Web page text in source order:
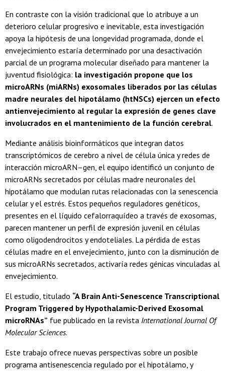
En contraste con la visión tradicional que lo atribuye a un
deterioro celular progresivo e inevitable, esta investigación
apoya la hipótesis de una longevidad programada, donde el
envejecimiento estaría determinado por una desactivación
parcial de un programa molecular diseñado para mantener la
juventud fisiológica: la investigación propone que los
microARNs (miARNs) exosomales liberados por las células
madre neurales del hipotálamo (htNSCs) ejercen un efecto
antienvejecimiento al regular la expresión de genes clave
involucrados en el mantenimiento de la función cerebral.
Mediante análisis bioinformáticos que integran datos
transcriptómicos de cerebro a nivel de célula única y redes de
interacción microARN–gen, el equipo identificó un conjunto de
microARNs secretados por células madre neuronales del
hipotálamo que modulan rutas relacionadas con la senescencia
celular y el estrés. Estos pequeños reguladores genéticos,
presentes en el líquido cefalorraquídeo a través de exosomas,
parecen mantener un perfil de expresión juvenil en células
como oligodendrocitos y endoteliales. La pérdida de estas
células madre en el envejecimiento, junto con la disminución de
sus microARNs secretados, activaría redes génicas vinculadas al
envejecimiento.
El estudio, titulado “A Brain Anti-Senescence Transcriptional
Program Triggered by Hypothalamic-Derived Exosomal
microRNAs” fue publicado en la revista International Journal Of
Molecular Sciences.
Este trabajo ofrece nuevas perspectivas sobre un posible
programa antisenescencia regulado por el hipotálamo, y